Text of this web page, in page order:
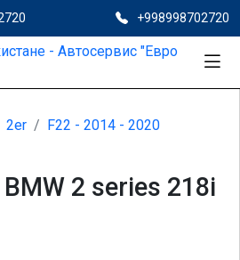
+998998702720
2er
F22 - 2014 - 2020
2 series 218i